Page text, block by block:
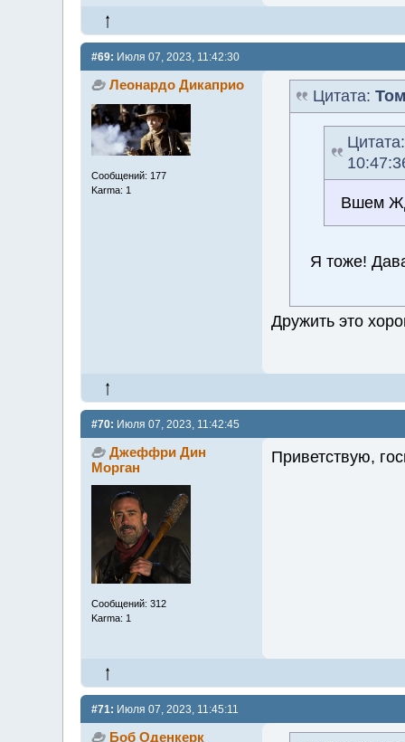
#69: Июля 07, 2023, 11:42:30
Леонардо Дикаприо
Сообщений: 177
Karma: 1
Цитата:
Вшем
Я тоже!
Дружить это
#70: Июля 07, 2023, 11:42:45
Джеффри Дин
Морган
Сообщений: 312
Karma: 1
Приветствую,
#71: Июля 07, 2023, 11:45:11
Боб Оденкерк